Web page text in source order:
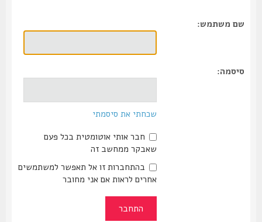
שם משתמש:
סיסמה:
שכחתי את סיסמתי
חבר אותי אוטומטית בכל פעם
שאבקר ממחשב זה
בהתחברות זו אל תאפשר למשתמשים
אחרים לראות אם אני מחובר